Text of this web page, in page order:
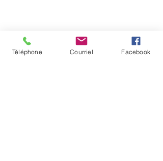
Téléphone Courriel Facebook